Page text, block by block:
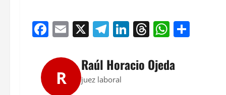
Facebook
Email
X Telegram
LinkedIn
Threads
R
Raúl Horacio Ojeda
juez laboral